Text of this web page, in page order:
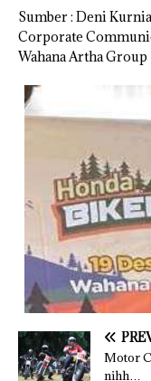
Sumber : Deni
Corporate
Wahana Artha Group
Motor
nihh…